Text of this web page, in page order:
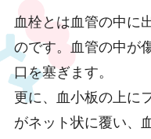
血栓とは血管の中に
のです。血管の中が
口を塞ぎます。
更に、血小板の上に
がネット状に覆い、